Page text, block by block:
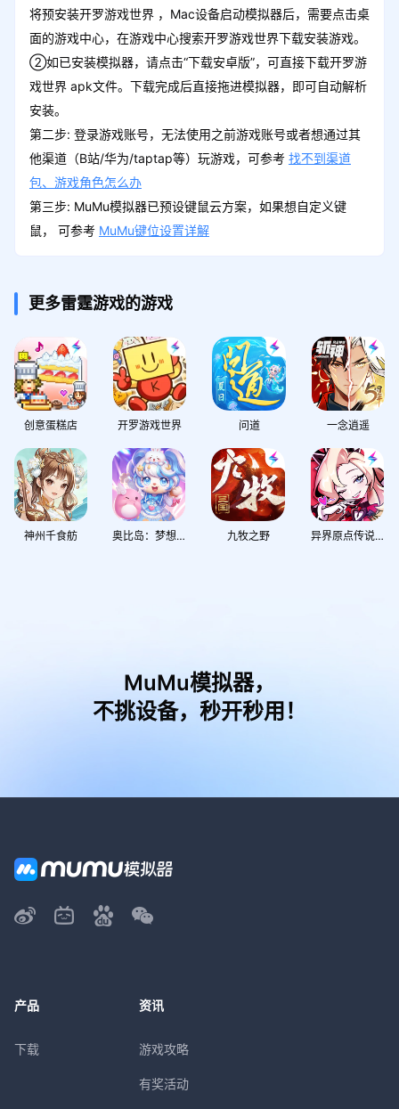
将预安装开罗游戏世界 ，Mac设备启动模拟器后，需要点击桌
面的游戏中心，在游戏中心搜索开罗游戏世界下载安装游戏。
②如已安装模拟器，请点击“下载安卓版”，可直接下载开罗游
戏世界 apk文件。下载完成后直接拖进模拟器，即可自动解析
安装。
第二步: 登录游戏账号，无法使用之前游戏账号或者想通过其
他渠道（B站/华为/taptap等）玩游戏，可参考 找不到渠道
包、游戏角色怎么办
第三步: MuMu模拟器已预设键鼠云方案，如果想自定义键
鼠， 可参考 MuMu键位设置详解
更多雷霆游戏的游戏
创意蛋糕店 开罗游戏世界 问道 一念逍遥
神州千食舫 奥比岛：梦想国度 九牧之野 异界原点传说：史莱姆不哭
MuMu模拟器，
不挑设备，秒开秒用！
产品
下载
资讯
游戏攻略
有奖活动